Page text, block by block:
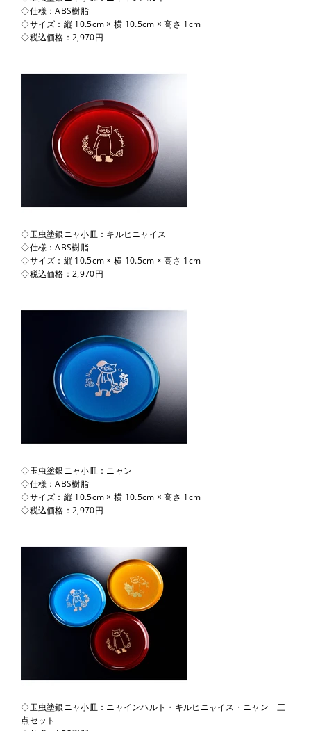
◇仕様：ABS樹脂
◇サイズ：縦 10.5cm × 横 10.5cm × 高さ 1cm
◇税込価格：2,970円
◇玉虫塗銀ニャ小皿：キルヒニャイス
◇仕様：ABS樹脂
◇サイズ：縦 10.5cm × 横 10.5cm × 高さ 1cm
◇税込価格：2,970円
◇玉虫塗銀ニャ小皿：ニャン
◇仕様：ABS樹脂
◇サイズ：縦 10.5cm × 横 10.5cm × 高さ 1cm
◇税込価格：2,970円
◇玉虫塗銀ニャ小皿：ニャインハルト・キルヒニャイス・ニャン 三
点セット